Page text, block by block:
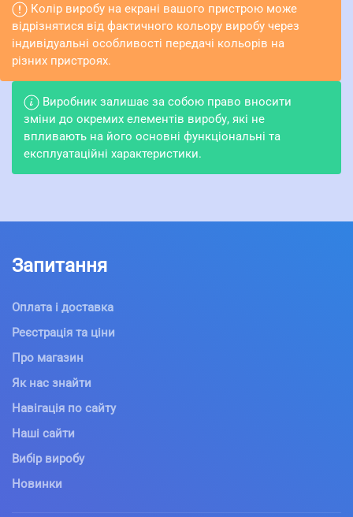
Колір виробу на екрані вашого пристрою може
відрізнятися від фактичного кольору виробу через
індивідуальні особливості передачі кольорів на
різних пристроях.
Виробник залишає за собою право вносити
зміни до окремих елементів виробу, які не
впливають на його основні функціональні та
експлуатаційні характеристики.
Запитання
Оплата і доставка
Реєстрація та ціни
Про магазин
Як нас знайти
Навігація по сайту
Наші сайти
Вибір виробу
Новинки